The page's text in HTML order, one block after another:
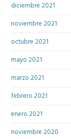
diciembre 2021
noviembre 2021
octubre 2021
mayo 2021
marzo 2021
febrero 2021
enero 2021
noviembre 2020